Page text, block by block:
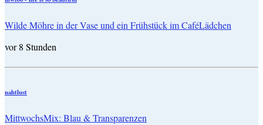
Wilde Möhre in der Vase und ein Frühstück im CaféLädchen
vor 8 Stunden
nahtlust
MittwochsMix: Blau & Transparenzen